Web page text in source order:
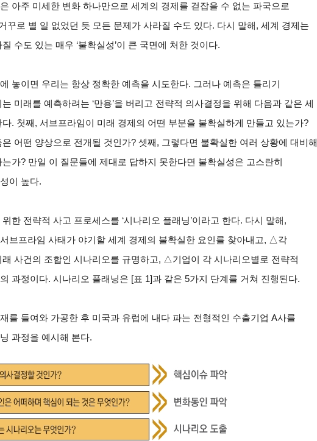
아주 미세한 변화 하나만으로 세계의 경제를 걷잡을 수 없는 파국으로
꾸로 별 일 없었던 듯 모든 문제가 사라질 수도 있다. 다시 말해, 세계 경제는
수도 있는 매우 ‘불확실성’이 큰 국면에 처한 것이다.
놓이면 우리는 항상 정확한 예측을 시도한다. 그러나 예측은 틀리기
미래를 예측하려는 ‘만용’을 버리고 전략적 의사결정을 위해 다음과 같은 세
. 첫째, 서브프라임이 미래 경제의 어떤 부분을 불확실하게 만들고 있는가?
어떤 양상으로 전개될 것인가? 셋째, 그렇다면 불확실한 여러 상황에 대비해
가? 만일 이 질문들에 제대로 답하지 못한다면 불확실성은 고스란히
이 높다.
한 전략적 사고 프로세스를 ‘시나리오 플래닝’이라고 한다. 다시 말해,
브프라임 사태가 야기할 세계 경제의 불확실한 요인를 찾아내고, △각
래 사건의 조합인 시나리오를 규명하고, △기업이 각 시나리오별로 전략적
과정이다. 시나리오 플래닝은 [표 1]과 같은 5가지 단계를 거쳐 진행된다.
를 들여와 가공한 후 미국과 유럽에 내다 파는 전형적인 수출기업 A사를
과정을 예시해 본다.